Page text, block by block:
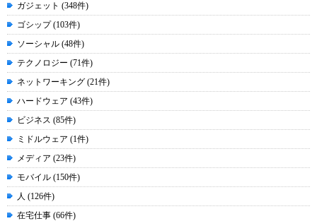
ガジェット (348件)
ゴシップ (103件)
ソーシャル (48件)
テクノロジー (71件)
ネットワーキング (21件)
ハードウェア (43件)
ビジネス (85件)
ミドルウェア (1件)
メディア (23件)
モバイル (150件)
人 (126件)
在宅仕事 (66件)